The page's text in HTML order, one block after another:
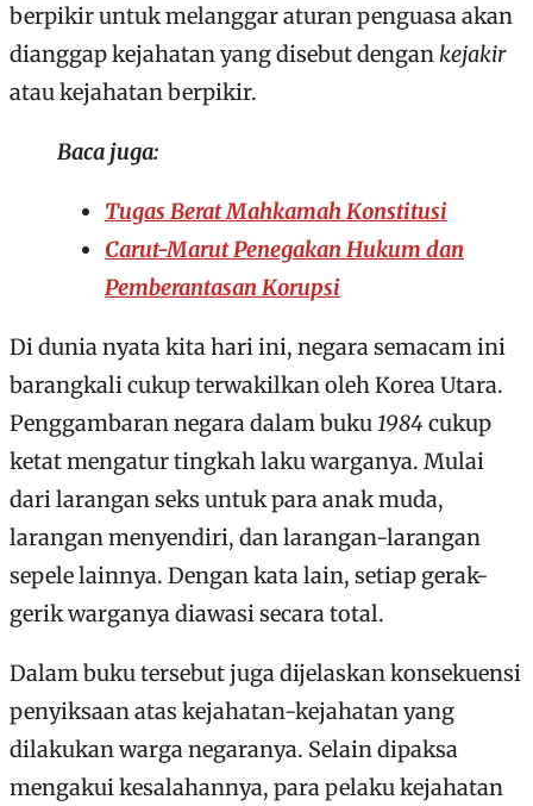
berpikir untuk melanggar aturan penguasa akan
dianggap kejahatan yang disebut dengan kejakir
atau kejahatan berpikir.
Baca juga:
Tugas Berat Mahkamah Konstitusi
Carut-Marut Penegakan Hukum dan
Pemberantasan Korupsi
Di dunia nyata kita hari ini, negara semacam ini
barangkali cukup terwakilkan oleh Korea Utara.
Penggambaran negara dalam buku1984 cukup
ketat mengatur tingkah laku warganya. Mulai
dari larangan seks untuk para anak muda,
larangan menyendiri, dan larangan-larangan
sepele lainnya. Dengan kata lain, setiap gerak-
gerik warganya diawasi secara total.
Dalam buku tersebut juga dijelaskan konsekuensi
penyiksaan atas kejahatan-kejahatan yang
dilakukan warga negaranya. Selain dipaksa
mengakui kesalahannya, para pelaku kejahatan